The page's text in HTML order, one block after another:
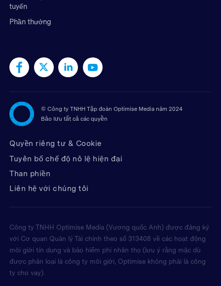
tuyến
Phần thưởng
© Công ty TNHH Tập đoàn Optimise Media năm 2024
Bảo lưu tất cả các quyền
Quyền riêng tư & Cookie
Tuyên bố chế độ nô lệ hiện đại
Than phiền
Liên hệ với chúng tôi
Công ty TNHH Optimise Media (Vương quốc Anh) được đăng ký
với Cơ quan Quản lý Tài chính theo số 313408 về các hoạt động
môi giới tín dụng và bảo hiểm phi nhân thọ (lưu ý rằng mặc dù
được phân loại là công ty môi giới, Optimise không phải là công
ty cho vay).